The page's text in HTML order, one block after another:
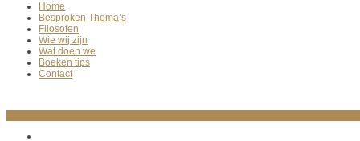
Home
Besproken Thema’s
Filosofen
Wie wij zijn
Wat doen we
Boeken tips
Contact